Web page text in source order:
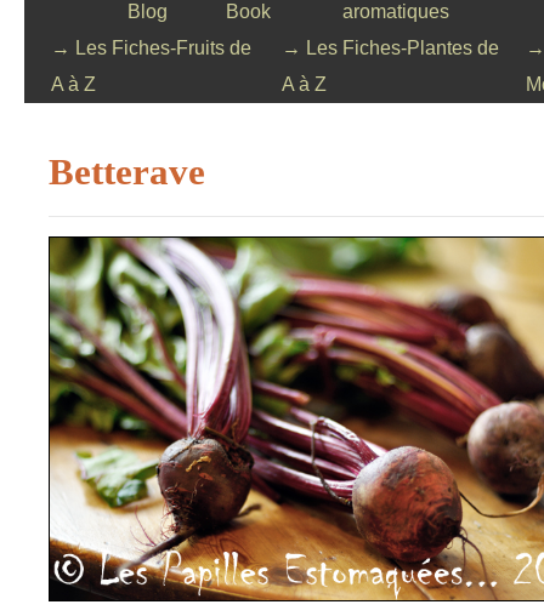
Blog
Book
aromatiques
→ Les Fiches-Fruits de
A à Z
→ Les Fiches-Plantes de
A à Z
→
Betterave